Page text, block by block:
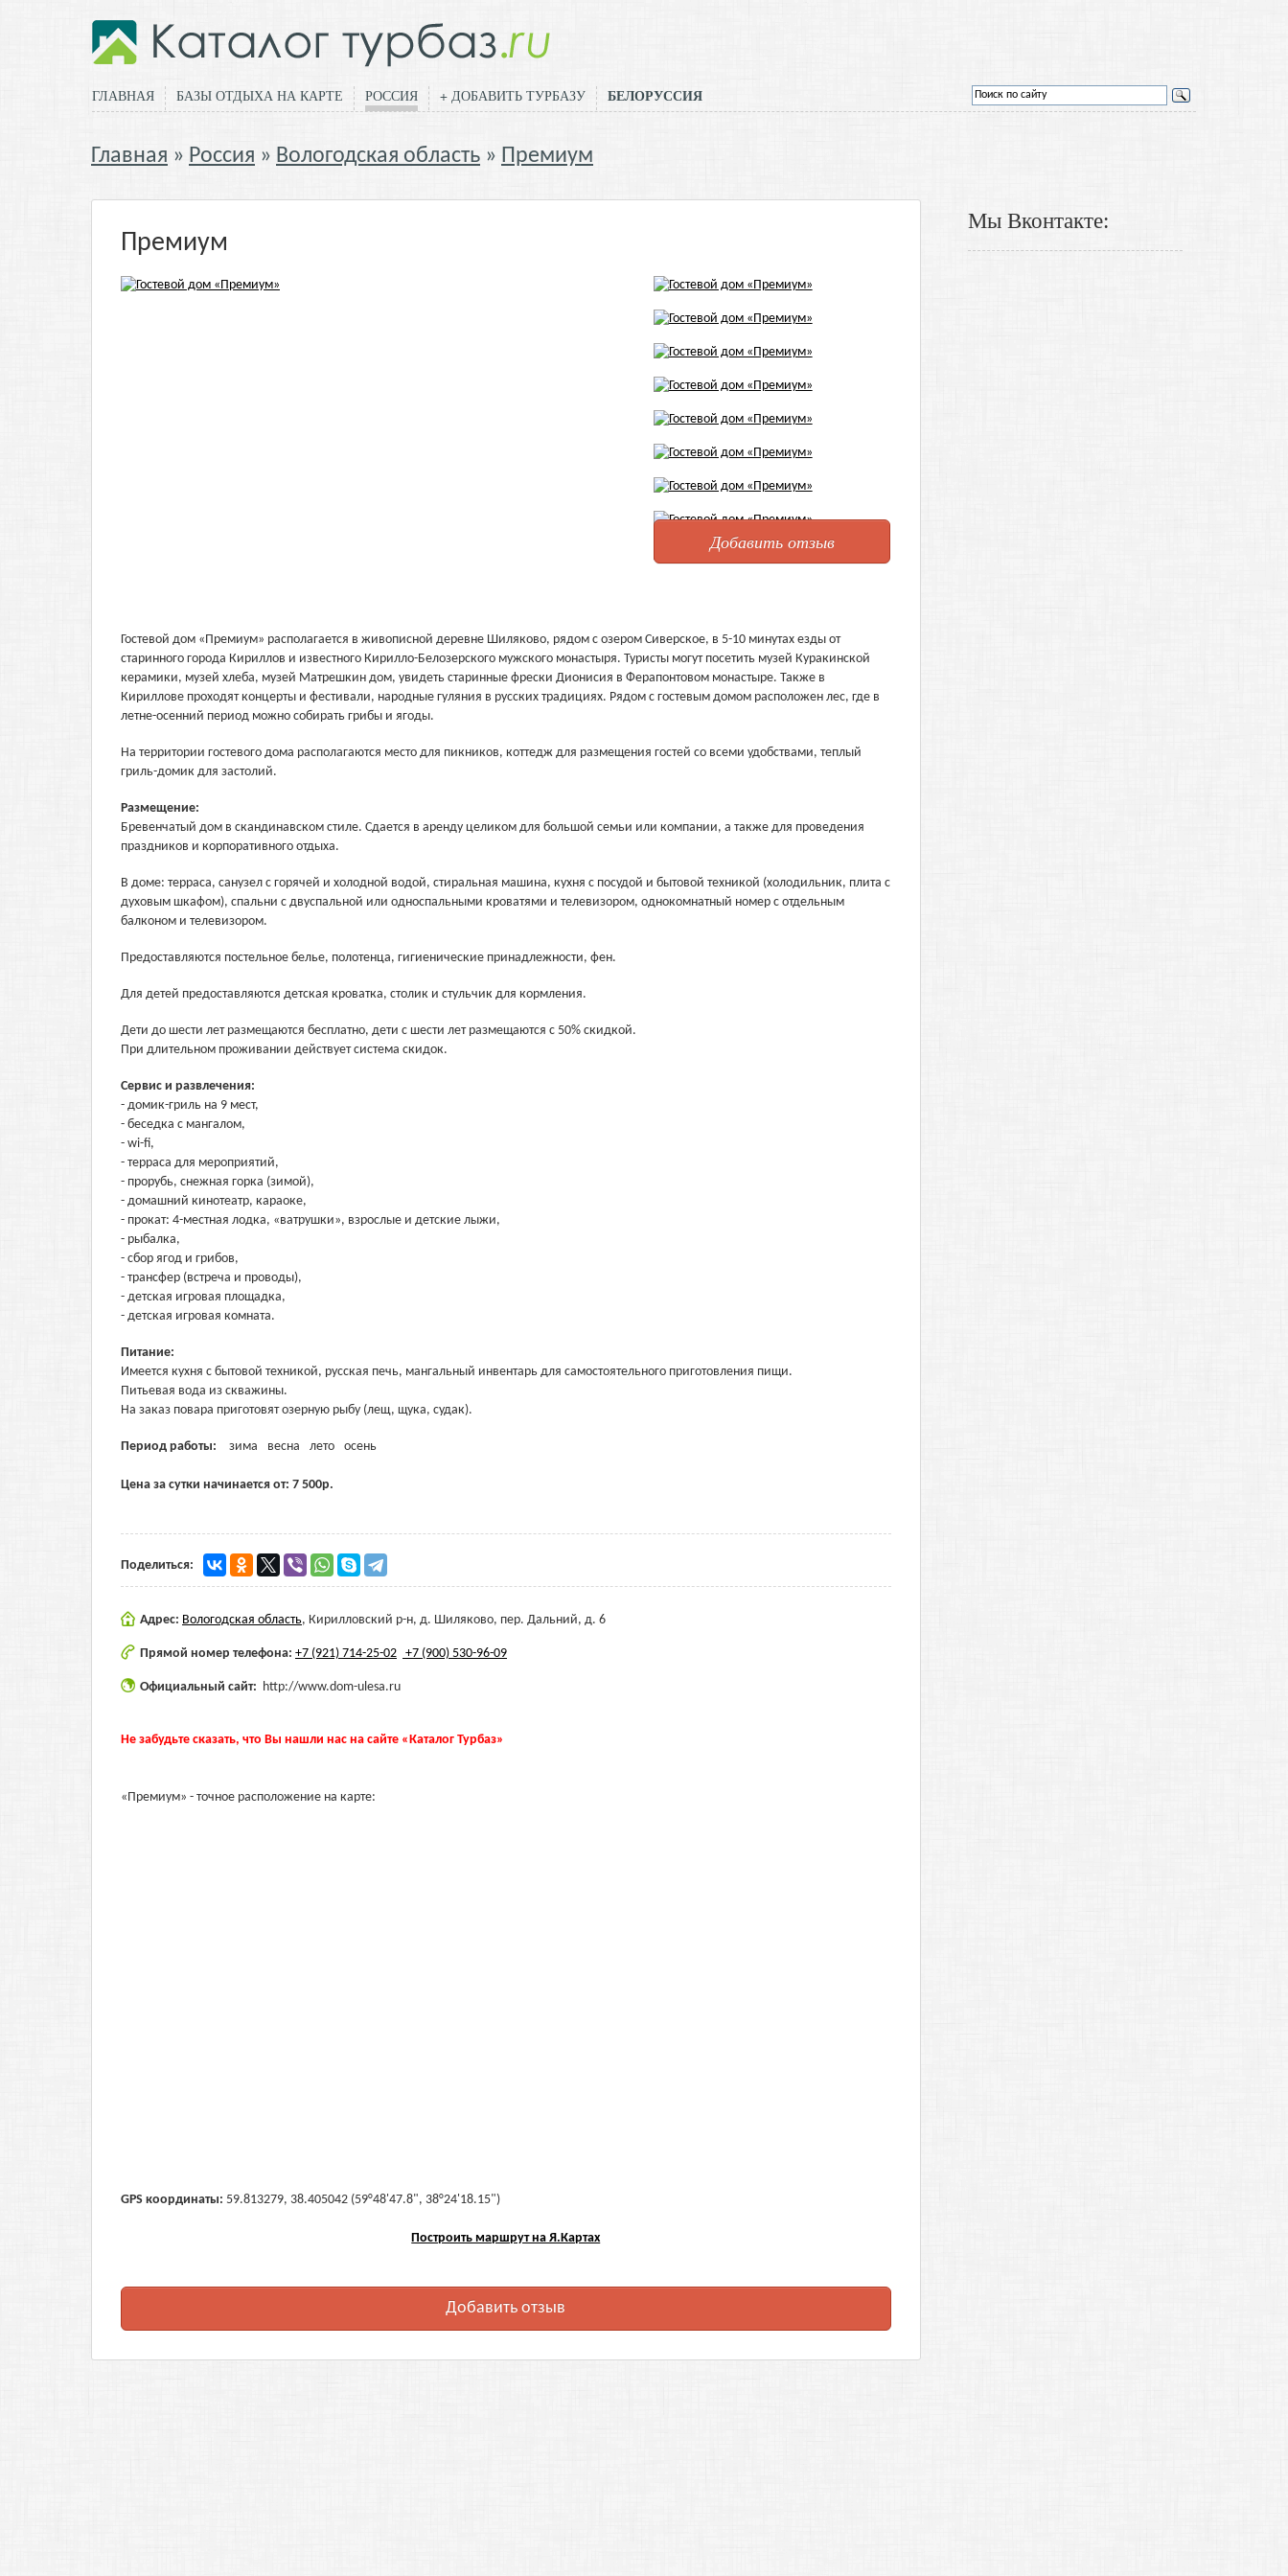
ГЛАВНАЯ БАЗЫ ОТДЫХА НА КАРТЕ РОССИЯ + ДОБАВИТЬ ТУРБАЗУ БЕЛОРУССИЯ
Главная Россия Вологодская область Премиум
Премиум
Добавить отзыв
Гостевой дом «Премиум» располагается в живописной деревне Шиляково, рядом с озером Сиверское, в 5-10 минутах езды от
старинного города Кириллов и известного Кирилло-Белозерского мужского монастыря. Туристы могут посетить музей Куракинской
керамики, музей хлеба, музей Матрешкин дом, увидеть старинные фрески Дионисия в Ферапонтовом монастыре. Также в
Кириллове проходят концерты и фестивали, народные гуляния в русских традициях. Рядом с гостевым домом расположен лес, где в
летне-осенний период можно собирать грибы и ягоды.
На территории гостевого дома располагаются место для пикников, коттедж для размещения гостей со всеми удобствами, теплый
гриль-домик для застолий.
Размещение:
Бревенчатый дом в скандинавском стиле. Сдается в аренду целиком для большой семьи или компании, а также для проведения
праздников и корпоративного отдыха.
В доме: терраса, санузел с горячей и холодной водой, стиральная машина, кухня с посудой и бытовой техникой (холодильник, плита с
духовым шкафом), спальни с двуспальной или односпальными кроватями и телевизором, однокомнатный номер с отдельным
балконом и телевизором.
Предоставляются постельное белье, полотенца, гигиенические принадлежности, фен.
Для детей предоставляются детская кроватка, столик и стульчик для кормления.
Дети до шести лет размещаются бесплатно, дети с шести лет размещаются с 50% скидкой.
При длительном проживании действует система скидок.
Сервис и развлечения:
- домик-гриль на 9 мест,
- беседка с мангалом,
- wi-fi,
- терраса для мероприятий,
- прорубь, снежная горка (зимой),
- домашний кинотеатр, караоке,
- прокат: 4-местная лодка, «ватрушки», взрослые и детские лыжи,
- рыбалка,
- сбор ягод и грибов,
- трансфер (встреча и проводы),
- детская игровая площадка,
- детская игровая комната.
Питание:
Имеется кухня с бытовой техникой, русская печь, мангальный инвентарь для самостоятельного приготовления пищи.
Питьевая вода из скважины.
На заказ повара приготовят озерную рыбу (лещ, щука, судак).
Период работы: зима весна лето осень
Цена за сутки начинается от: 7 500р.
Поделиться:
Адрес: Вологодская область, Кирилловский р-н, д. Шиляково, пер. Дальний, д. 6
Прямой номер телефона: +7 (921) 714-25-02 +7 (900) 530-96-09
Официальный сайт: http://www.dom-ulesa.ru
Не забудьте сказать, что Вы нашли нас на сайте «Каталог Турбаз»
«Премиум» - точное расположение на карте:
GPS координаты: 59.813279, 38.405042 (59°48'47.8", 38°24'18.15")
Построить маршрут на Я.Картах
Добавить отзыв
Мы Вконтакте: